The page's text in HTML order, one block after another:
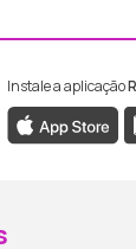
RTP
Instale a aplicação